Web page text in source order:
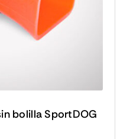
bolilla SportDOG